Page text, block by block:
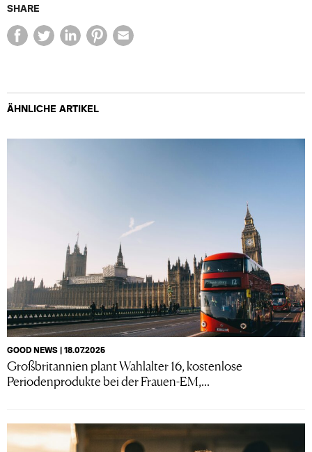
SHARE
ÄHNLICHE ARTIKEL
GOOD NEWS | 18.07.2025
Großbritannien plant Wahlalter 16, kostenlose
Periodenprodukte bei der Frauen-EM,...